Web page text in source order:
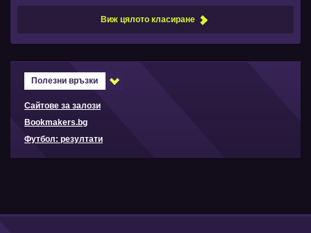
Виж цялото класиране
Полезни връзки
Сайтове за залози
Bookmakers.bg
Футбол: резултати